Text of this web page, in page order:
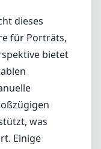
Fokusweg
erleichtert.
als
einer komplett aus
bei kleineren